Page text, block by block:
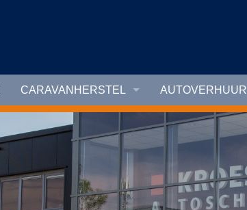
CARAVANHERSTEL AUTOVERHUUR